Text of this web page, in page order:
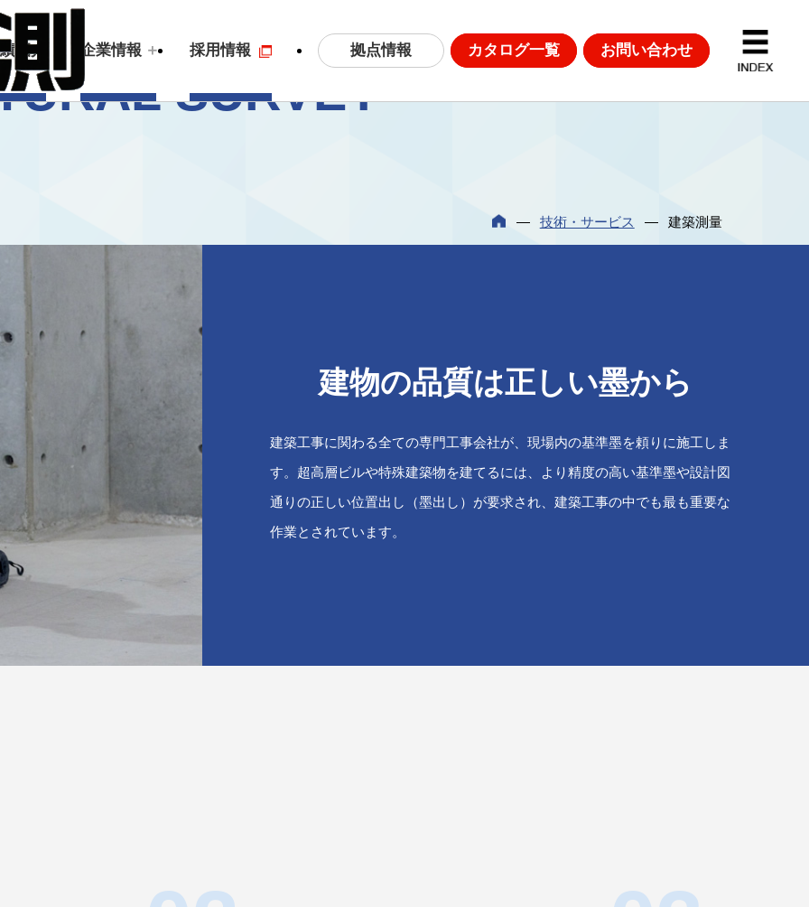
紹介 企業情報 採用情報 拠点情報 カタログ一覧 お問い合わせ
SURVEY
技術・サービス 建築測量
建物の品質は正しい墨から
建築工事に関わる全ての専門工事会社が、現場内の基準墨を頼りに施工しま
す。超高層ビルや特殊建築物を建てるには、より精度の高い基準墨や設計図
通りの正しい位置出し（墨出し）が要求され、建築工事の中でも最も重要な
作業とされています。